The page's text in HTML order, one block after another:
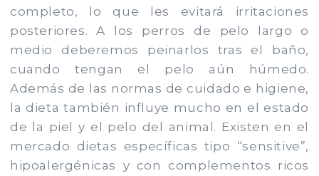
completo, lo que les evitará irritaciones
posteriores. A los perros de pelo largo o
medio deberemos peinarlos tras el baño,
cuando tengan el pelo aún húmedo.
Además de las normas de cuidado e higiene,
la dieta también influye mucho en el estado
de la piel y el pelo del animal. Existen en el
mercado dietas específicas tipo “sensitive”,
hipoalergénicas y con complementos ricos